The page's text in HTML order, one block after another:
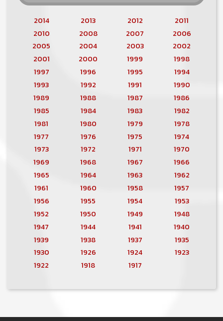
2014 2013 2012
2011
2010
2008 2007
2006
2005
2004 2003
2002
2001
2000 1999
1998
1997
1996 1995
1994
1993
1992 1991
1990
1989
1988 1987
1986
1985
1984 1983
1982
1981
1980 1979
1978
1977
1976 1975
1974
1973
1972 1971
1970
1969
1968 1967
1966
1965
1964 1963
1962
1961
1960 1958
1957
1956
1955 1954
1953
1952
1950 1949
1948
1947
1944 1941
1940
1939
1938 1937
1935
1930
1926 1924
1923
1922
1918 1917